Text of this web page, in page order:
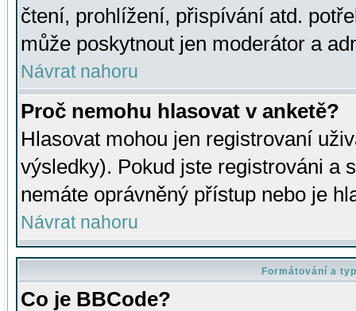
čtení, prohlížení, přispívání atd.
může poskytnout jen moderátor a
Návrat nahoru
Proč nemohu hlasovat v anketě?
Hlasovat mohou jen registrovaní
výsledky). Pokud jste registrováni a
nemáte oprávněný přístup nebo je
Návrat nahoru
Formátování a
Co je BBCode?